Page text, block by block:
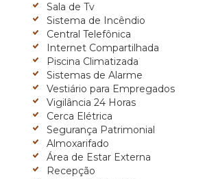
Sala de Tv
Sistema de Incêndio
Central Telefônica
Internet Compartilhada
Piscina Climatizada
Sistemas de Alarme
Vestiário para Empregados
Vigilância 24 Horas
Cerca Elétrica
Segurança Patrimonial
Almoxarifado
Área de Estar Externa
Recepção